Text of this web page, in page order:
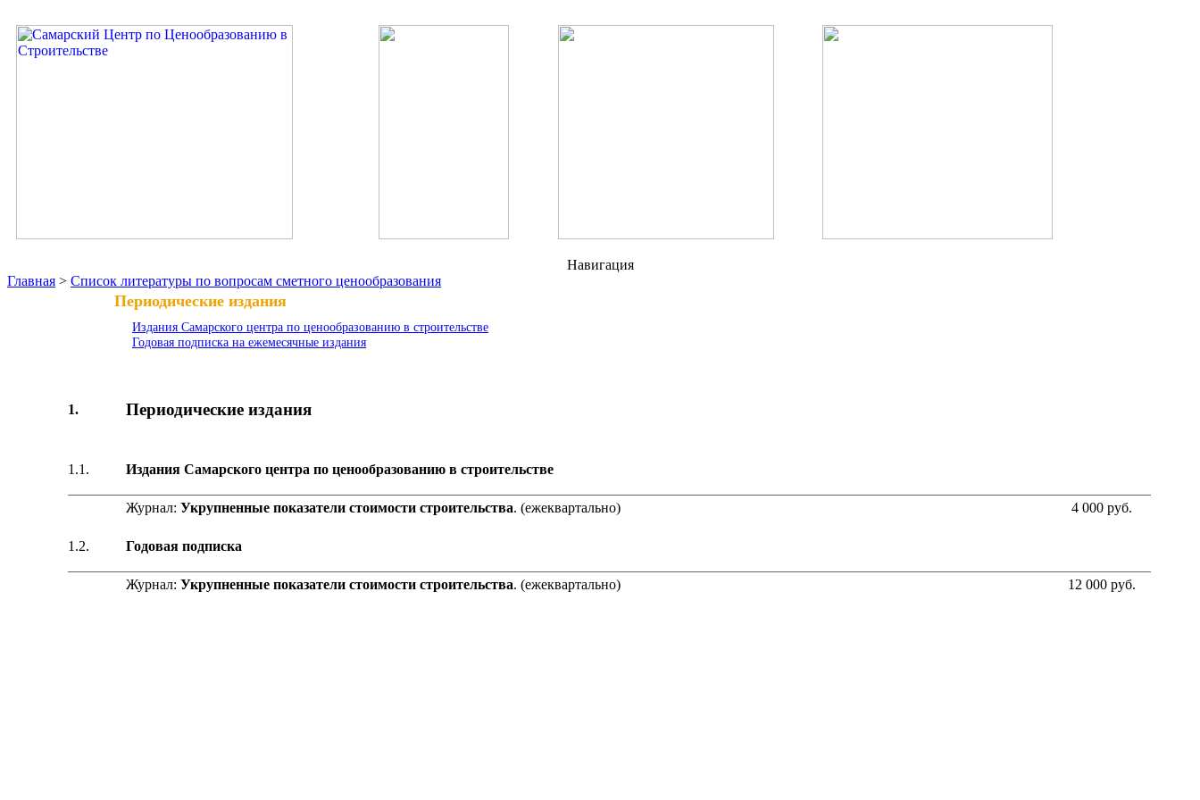
Навигация
Главная > Список литературы по вопросам сметного ценообразования
Периодические издания
Издания Самарского центра по ценообразованию в строительстве
Годовая подписка на ежемесячные издания
1. Периодические издания
1.1. Издания Самарского центра по ценообразованию в строительстве
Журнал: Укрупненные показатели стоимости строительства. (ежеквартально) 4 000 руб.
1.2. Годовая подписка
Журнал: Укрупненные показатели стоимости строительства. (ежеквартально) 12 000 руб.